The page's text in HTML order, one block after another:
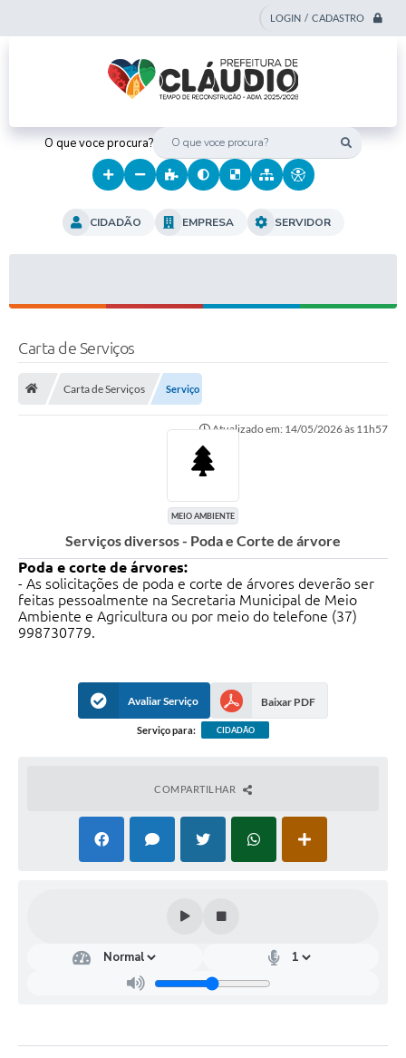
LOGIN / CADASTRO
O que voce procura?
CIDADÃO EMPRESA SERVIDOR
Carta de Serviços
Carta de Serviços Serviço
Atualizado em: 14/05/2026 às 11h57
MEIO AMBIENTE
Serviços diversos - Poda e Corte de árvore
Poda e corte de árvores:
- As solicitações de poda e corte de árvores deverão ser
feitas pessoalmente na Secretaria Municipal de Meio
Ambiente e Agricultura ou por meio do telefone (37)
998730779.
Avaliar Serviço Baixar PDF
Serviço para: CIDADÃO
COMPARTILHAR